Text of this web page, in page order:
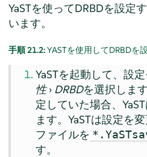
YaSTを使ってDRBDを設定
います。
手順 21.2:YASTを使用してDRBDを
YaSTを起動して、設
性› DRBDを選択しま
定していた場合、
ます。YaSTは設定を
ファイルを
す。